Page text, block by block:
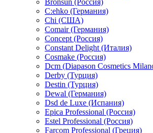
Bronsun (Россия)
C:ehko (Германия)
Chi (США)
Comair (Германия)
Concept (Россия)
Constant Delight (Италия)
Cosmake (Россия)
Dcm (Diapason Cosmetics
Derby (Турция)
Destin (Турция)
Dewal (Германия)
Dsd de Luxe (Испания)
Epica Professional (Россия)
Estel Professional (Россия)
Farcom Professional (Греция)